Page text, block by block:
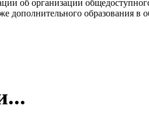
об организации
дополнительного образования в